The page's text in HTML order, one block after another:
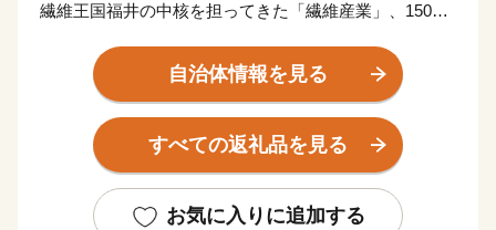
繊維王国福井の中核を担ってきた「繊維産業」、1500
器産業」、そして、近年はIT産業など、産業が集積した
「ものづくりのまち」です。
近年では長年のメガネ製造で培った金属加工技術を生か
し、医療やスマートグラス等の分野にも進出していま
あり、近松門左衛門が幼少期を過ごした地域には当時を
自治体情報を見る
すべての返礼品を見る
お気に入りに追加する